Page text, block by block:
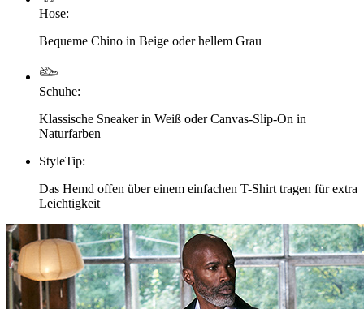
Hose:
Bequeme Chino in Beige oder hellem Grau
Schuhe:
Klassische Sneaker in Weiß oder Canvas-Slip-On in
Naturfarben
StyleTip:
Das Hemd offen über einem einfachen T-Shirt tragen für extra
Leichtigkeit